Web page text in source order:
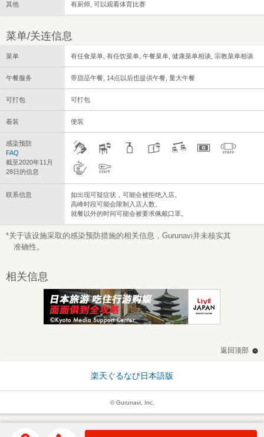
其他 有厨师, 可以观看体育比赛
菜单/关连信息
菜单 有任食菜单, 有任饮菜单, 午餐菜单, 健康菜单相谈, 宗教菜单相谈
午餐服务 带甜品午餐, 14点以后也提供午餐, 量大午餐
可打包 可打包
着装 便装
感染预防
FAQ
截至2020年11月
28日的信息
联系信息
如出现可疑症状，可能会被拒绝入店。
高峰时段可能会限制入店人数。
就餐以外的时间可能会被要求佩戴口罩。
*关于该设施采取的感染预防措施的相关信息，Gurunavi并未核实其
准确性。
相关信息
返回顶部
楽天ぐるなび日本語版
© Gurunavi, Inc.